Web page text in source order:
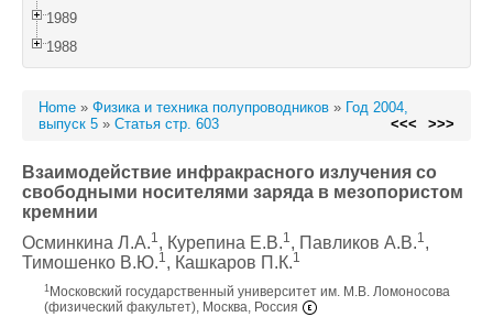
1989
1988
Home » Физика и техника полупроводников » Год 2004,
выпуск 5 » Статья стр. 603 <<< >>>
Взаимодействие инфракрасного излучения со
свободными носителями заряда в мезопористом
кремнии
Осминкина Л.А.1, Курепина Е.В.1, Павликов А.В.1,
Тимошенко В.Ю.1, Кашкаров П.К.1
1 Московский государственный университет им. М.В. Ломоносова
(физический факультет), Москва, Россия